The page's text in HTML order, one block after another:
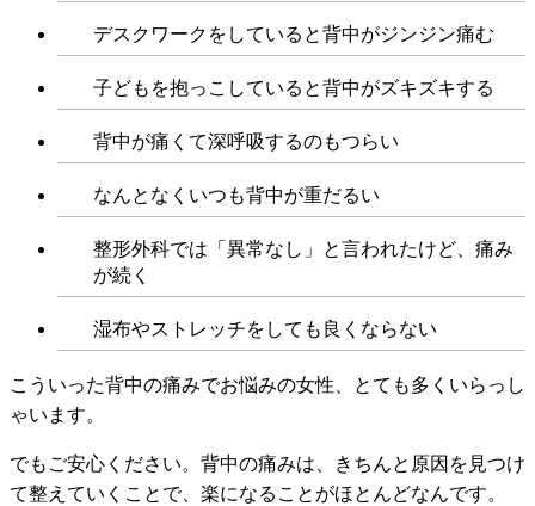
デスクワークをしていると背中がジンジン痛む
子どもを抱っこしていると背中がズキズキする
背中が痛くて深呼吸するのもつらい
なんとなくいつも背中が重だるい
整形外科では「異常なし」と言われたけど、痛み
が続く
湿布やストレッチをしても良くならない
こういった背中の痛みでお悩みの女性、とても多くいらっし
ゃいます。
でもご安心ください。背中の痛みは、きちんと原因を見つけ
て整えていくことで、楽になることがほとんどなんです。